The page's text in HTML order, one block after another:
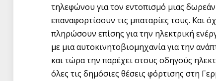
τηλεφώνου για τον εντοπισμό μιας
επαναφορτίσουν τις μπαταρίες τους. Και
πληρώσουν επίσης για την ηλεκτρική
με μια αυτοκινητοβιομηχανία για την
και τώρα την παρέχει στους οδηγούς
όλες τις δημόσιες θέσεις φόρτισης στη